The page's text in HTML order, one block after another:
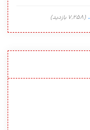
(7,258 بازدید)